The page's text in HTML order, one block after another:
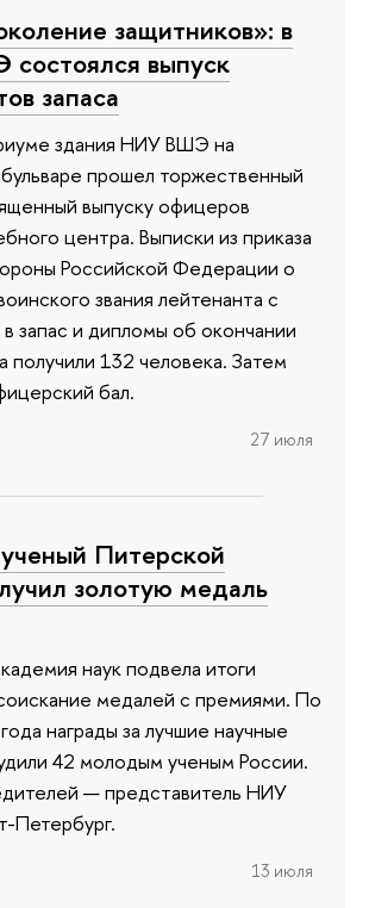
защитников»: в
выпуск
запаса
здания НИУ ВШЭ на
прошел торжественный
выпуску офицеров
центра. Выписки из приказа
Российской Федерации о
звания лейтенанта с
запас и дипломы об окончании
получили 132 человека. Затем
бал.
27 июля
Питерской
золотую медаль
наук подвела итоги
медалей с премиями. По
награды за лучшие научные
42 молодым ученым России.
— представитель НИУ
13 июля